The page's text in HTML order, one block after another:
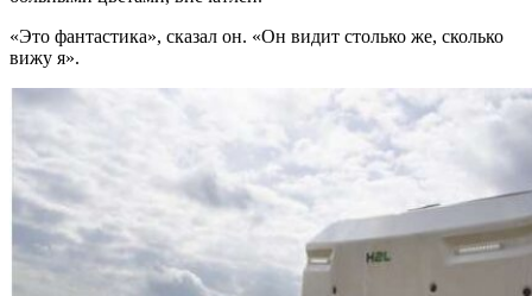
«Это фантастика», сказал он. «Он видит столько же, сколько
вижу я».